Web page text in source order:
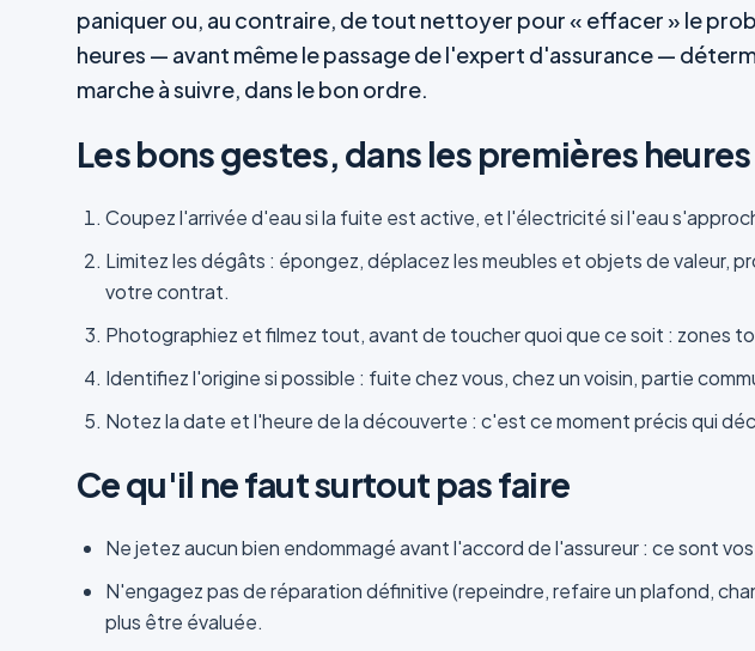
paniquer ou, au contraire, de tout nettoyer pour « effacer » le
heures — avant même le passage de l'expert d'assurance —
marche à suivre, dans le bon ordre.
Les bons gestes, dans les premières heures
Coupez l'arrivée d'eau si la fuite est active, et l'électricité si l'eau
Limitez les dégâts : épongez, déplacez les meubles et objets de valeur,
votre contrat.
Photographiez et filmez tout, avant de toucher quoi que ce soit : zones
Identifiez l'origine si possible : fuite chez vous, chez un voisin, partie
Notez la date et l'heure de la découverte : c'est ce moment précis qui
Ce qu'il ne faut surtout pas faire
Ne jetez aucun bien endommagé avant l'accord de l'assureur : ce sont
N'engagez pas de réparation définitive (repeindre, refaire un plafond,
plus être évaluée.